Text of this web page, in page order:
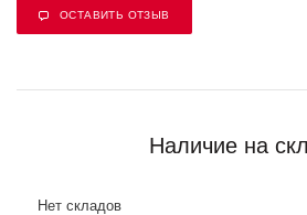
ОСТАВИТЬ ОТЗЫВ
Наличие на
Нет складов